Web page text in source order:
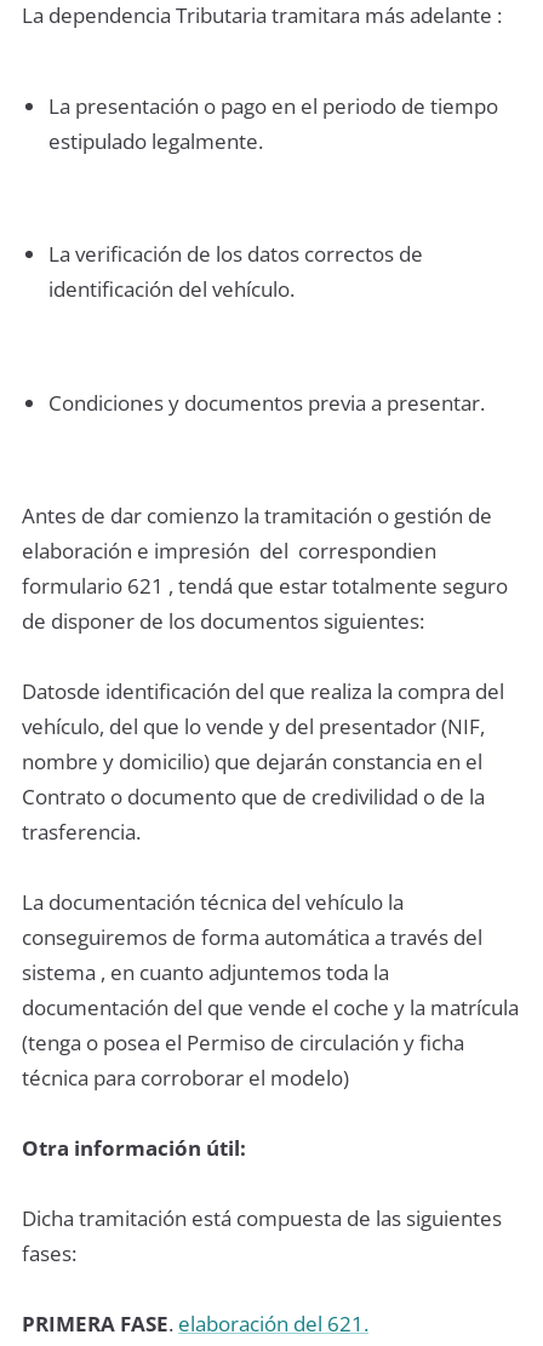
La dependencia Tributaria tramitara más adelante :
La presentación o pago en el periodo de tiempo
estipulado legalmente.
La verificación de los datos correctos de
identificación del vehículo.
Condiciones y documentos previa a presentar.
Antes de dar comienzo la tramitación o gestión de
elaboración e impresión del correspondien
formulario 621 , tendá que estar totalmente seguro
de disponer de los documentos siguientes:
Datosde identificación del que realiza la compra del
vehículo, del que lo vende y del presentador (NIF,
nombre y domicilio) que dejarán constancia en el
Contrato o documento que de credivilidad o de la
trasferencia.
La documentación técnica del vehículo la
conseguiremos de forma automática a través del
sistema , en cuanto adjuntemos toda la
documentación del que vende el coche y la matrícula
(tenga o posea el Permiso de circulación y ficha
técnica para corroborar el modelo)
Otra información útil:
Dicha tramitación está compuesta de las siguientes
fases:
PRIMERA FASE. elaboración del 621.